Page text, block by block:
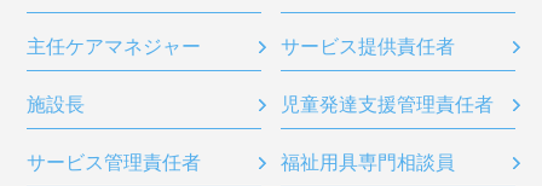
主任ケアマネジャー サービス提供責任者
施設長 児童発達支援管理責任者
サービス管理責任者 福祉用具専門相談員